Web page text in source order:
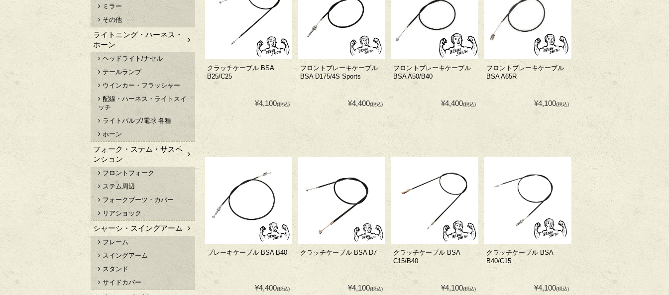
クラッチケーブル BSA
B25/C25
¥4,100(税込)
フロントブレーキケーブル
BSA D175/4S Sports
¥4,400(税込)
フロントブレーキケーブル
BSA A50/B40
¥4,400(税込)
フロントブレーキケーブル
BSA A65R
¥4,100(税込)
ブレーキケーブル BSA B40
¥4,400(税込)
クラッチケーブル BSA D7
¥4,100(税込)
クラッチケーブル BSA
C15/B40
¥4,100(税込)
クラッチケーブル BSA
B40/C15
¥4,100(税込)
ミラー
その他
ライトニング・ハーネス・
ホーン
ヘッドライト/ナセル
テールランプ
ウインカー・フラッシャー
配線・ハーネス・ライトスイ
ッチ
ライトバルブ/電球 各種
ホーン
フォーク・ステム・サスペ
ンション
フロントフォーク
ステム周辺
フォークブーツ・カバー
リアショック
シャーシ・スイングアーム
フレーム
スイングアーム
スタンド
サイドカバー